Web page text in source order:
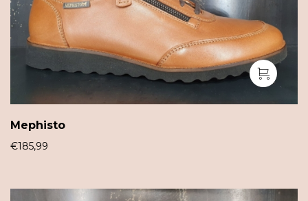
Mephisto
€185,99